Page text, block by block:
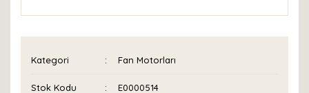
Kategori Fan Motorları
Stok Kodu E0000514